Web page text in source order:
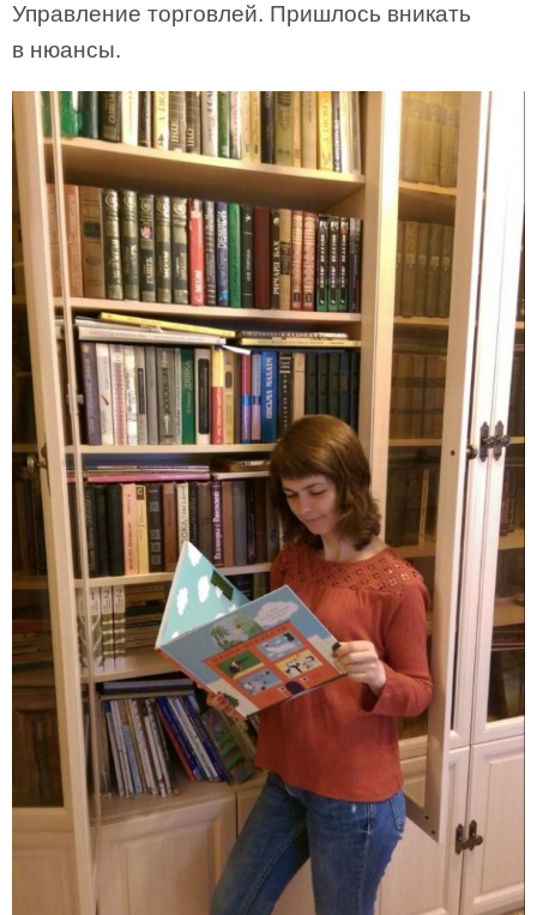
Управление торговлей. Пришлось вникать
в нюансы.